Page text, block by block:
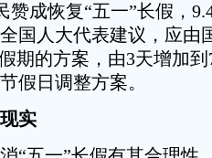
赞成恢复“五一”长假，
国人大代表建议，应由
期的方案，由3天增加
假日调整方案。
实